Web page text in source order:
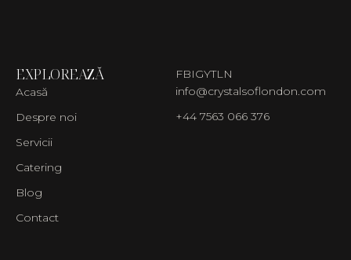
EXPLOREAZĂ
Acasă
Despre noi
Servicii
Catering
Blog
Contact
FBIGYTLN
info@crystalsoflondon.com
+44 7563 066 376